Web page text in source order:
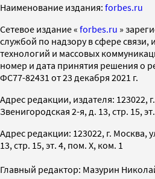
Наименование издания: forbes.ru
Cетевое издание « forbes.ru »
службой по надзору в сфере
технологий и массовых
номер и дата принятия решения о
ФС77-82431 от 23 декабря 2021 г.
Адрес редакции, издателя: 123022,
Звенигородская 2-я, д. 13, стр. 15,
Адрес редакции: 123022, г. Москва,
13, стр. 15, эт. 4, пом. X, ком. 1
Главный редактор: Мазурин